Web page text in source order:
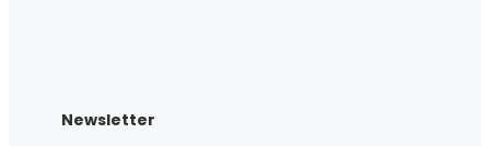
Newsletter